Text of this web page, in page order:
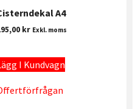
A4
kr Exkl. moms
I Kundvagn